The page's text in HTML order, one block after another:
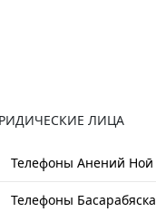
ЛИЦА
Телефоны Анений Ноӣ
Телефоны Басарабяска